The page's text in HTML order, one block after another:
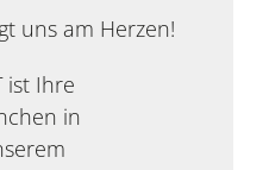
uns am Herzen!
ist Ihre
in